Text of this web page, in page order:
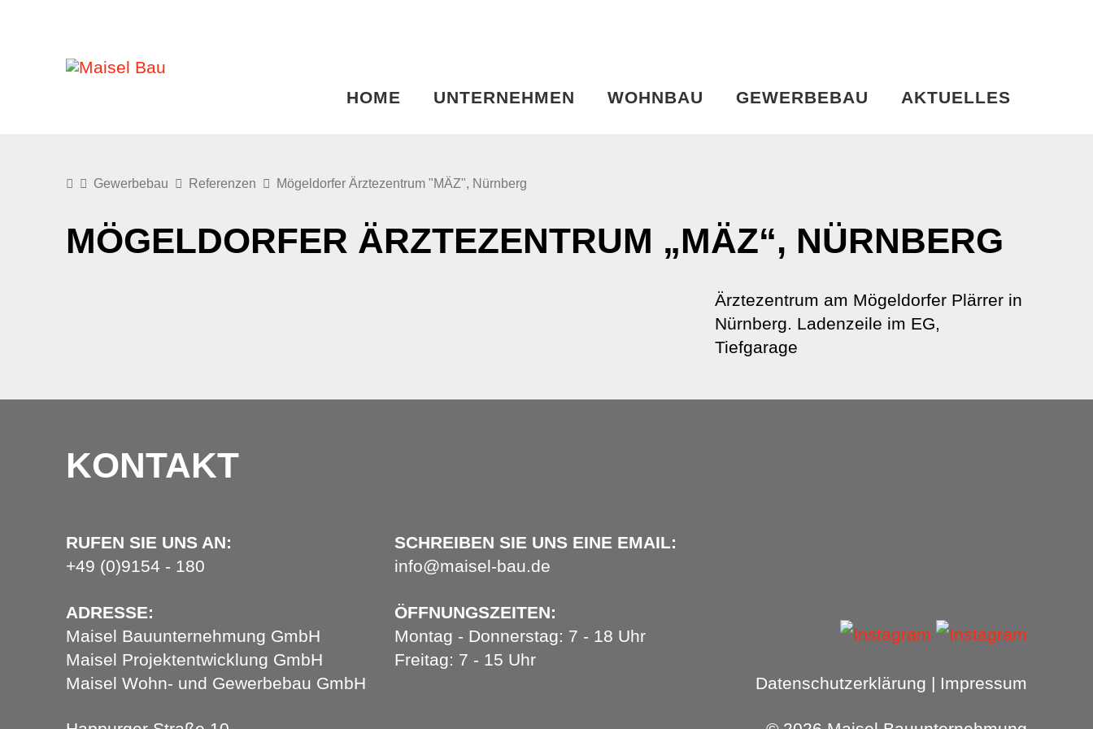
HOME UNTERNEHMEN WOHNBAU GEWERBEBAU AKTUELLES
Gewerbebau Referenzen Mögeldorfer Ärztezentrum "MÄZ", Nürnberg
MÖGELDORFER ÄRZTEZENTRUM „MÄZ“, NÜRNBERG
Ärztezentrum am Mögeldorfer Plärrer in
Nürnberg. Ladenzeile im EG,
Tiefgarage
KONTAKT
RUFEN SIE UNS AN:
+49 (0)9154 - 180
ADRESSE:
Maisel Bauunternehmung GmbH
Maisel Projektentwicklung GmbH
Maisel Wohn- und Gewerbebau GmbH
SCHREIBEN SIE UNS EINE EMAIL:
info@maisel-bau.de
ÖFFNUNGSZEITEN:
Montag - Donnerstag: 7 - 18 Uhr
Freitag: 7 - 15 Uhr
Datenschutzerklärung | Impressum